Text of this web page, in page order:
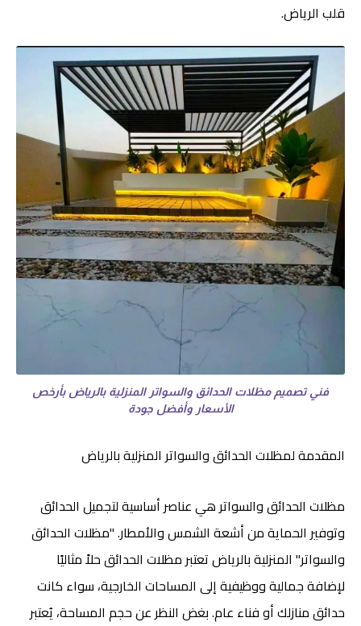
قلب الرياض.
فني تصميم مظلات الحدائق والسواتر المنزلية بالرياض بأرخص
الأسعار وأفضل جودة
المقدمة لمظلات الحدائق والسواتر المنزلية بالرياض
مظلات الحدائق والسواتر هي عناصر أساسية لتجميل الحدائق
وتوفير الحماية من أشعة الشمس والأمطار. "مظلات الحدائق
والسواتر" المنزلية بالرياضتعتبر مظلات الحدائق حلاً مثاليًا
لإضافة جمالية ووظيفية إلى المساحات الخارجية، سواء كانت
حدائق منازلك أو فناء عام. بغض النظر عن حجم المساحة، يُعتبر